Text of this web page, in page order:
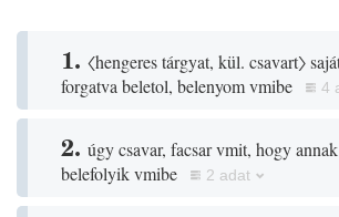
1. 〈hengeres tárgyat, kül. csavart〉
forgatva beletol, belenyom vmibe
4
2. úgy csavar, facsar vmit, hogy
belefolyik vmibe
2 adat